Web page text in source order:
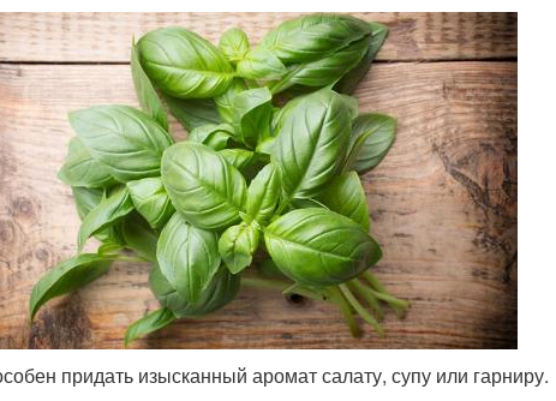
придать изысканный аромат салату, супу или гарниру.